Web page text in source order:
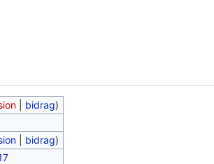
| bidrag)
| bidrag)